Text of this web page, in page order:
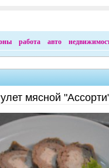
работа авто
мясной